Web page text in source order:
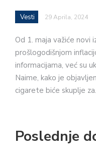
Vesti 29 Aprila, 2024
Od 1. maja važiće novi
prošlogodišnjom
informacijama, već su
Naime, kako je
cigarete biće skuplje
Poslednje